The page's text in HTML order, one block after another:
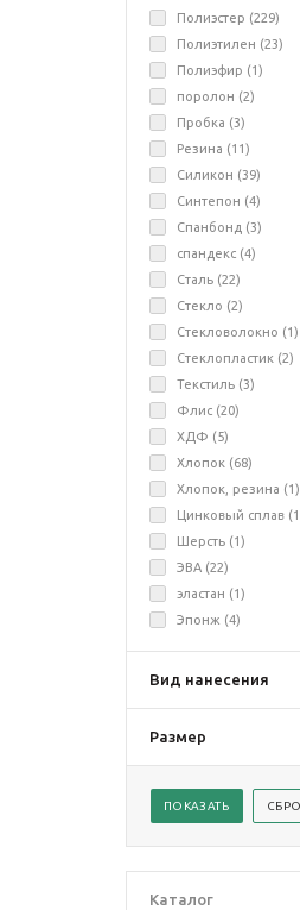
Полиэстер (229)
Полиэтилен (23)
Полиэфир (1)
поролон (2)
Пробка (3)
Резина (11)
Силикон (39)
Синтепон (4)
Спанбонд (3)
спандекс (4)
Сталь (22)
Стекло (2)
Стекловолокно (1)
Стеклопластик (2)
Текстиль (3)
Флис (20)
ХДФ (5)
Хлопок (68)
Хлопок, резина (1)
Цинковый сплав (1
Шерсть (1)
ЭВА (22)
эластан (1)
Эпонж (4)
Вид нанесения
Размер
Каталог